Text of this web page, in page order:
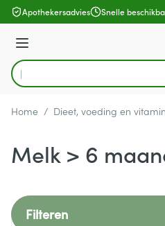
Ga naar de inhoud
Apothekersadvies Snelle
Menu
Product, merk, categorie...
Home / Dieet, voeding en
Melk > 6
Filteren